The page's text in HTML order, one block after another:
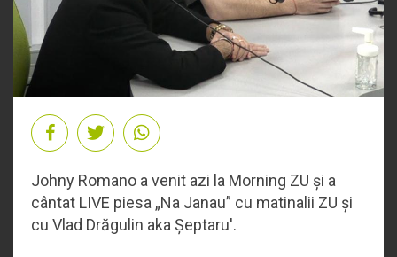
Johny Romano a venit azi la Morning ZU și a
cântat LIVE piesa „Na Janau” cu matinalii ZU și
cu Vlad Drăgulin aka Șeptaru'.